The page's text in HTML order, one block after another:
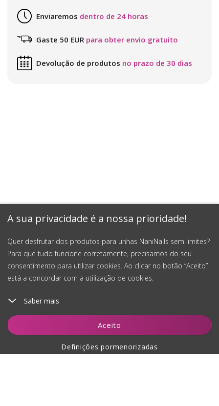
A sua privacidade é a nossa prioridade!
Quer desfrutar dos produtos para unhas NaniNails sem limites?
Para que tudo funcione corretamente, precisamos do seu
consentimento para utilizar cookies. Ao clicar no botão “Aceito”
está a concordar com a utilização de cookies.
Saber mais
Aceito
Definições pormenorizadas
Adicionar ao carrinho
Enviaremos dentro de 24 horas
Gaste 50 EUR para obter envio gratuito
Devolução de produtos no prazo de 30 dias